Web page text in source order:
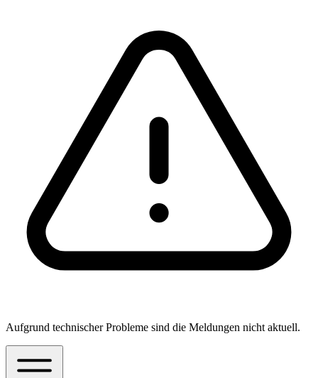
Aufgrund technischer Probleme sind die Meldungen nicht aktuell.